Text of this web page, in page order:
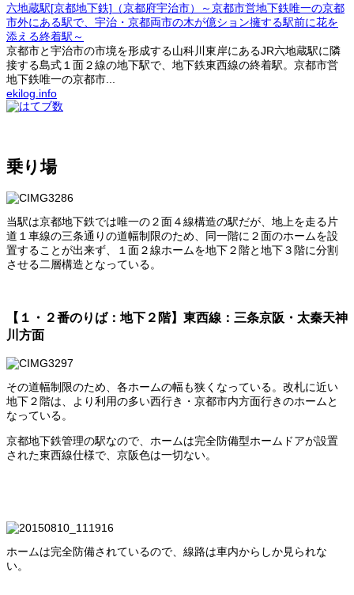
六地蔵駅[京都地下鉄]（京都府宇治市）～京都市営地下鉄唯一の京都
市外にある駅で、宇治・京都両市の木が億ション擁する駅前に花を
添える終着駅～
京都市と宇治市の市境を形成する山科川東岸にあるJR六地蔵駅に隣
接する島式１面２線の地下駅で、地下鉄東西線の終着駅。京都市営
地下鉄唯一の京都市...
ekilog.info
乗り場
当駅は京都地下鉄では唯一の２面４線構造の駅だが、地上を走る片
道１車線の三条通りの道幅制限のため、同一階に２面のホームを設
置することが出来ず、１面２線ホームを地下２階と地下３階に分割
させる二層構造となっている。
【１・２番のりば：地下２階】東西線：三条京阪・太秦天神
川方面
その道幅制限のため、各ホームの幅も狭くなっている。改札に近い
地下２階は、より利用の多い西行き・京都市内方面行きのホームと
なっている。
京都地下鉄管理の駅なので、ホームは完全防備型ホームドアが設置
された東西線仕様で、京阪色は一切ない。
ホームは完全防備されているので、線路は車内からしか見られな
い。